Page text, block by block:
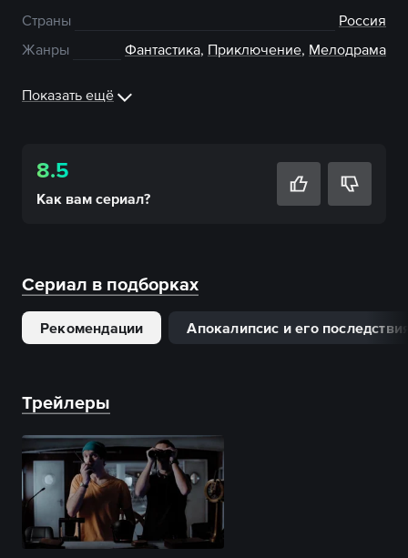
Страны
Россия
Жанры
Фантастика, Приключение, Мелодрама
Показать ещё
8.5
Как вам сериал?
Сериал в подборках
Рекомендации Апокалипсис и его
Трейлеры